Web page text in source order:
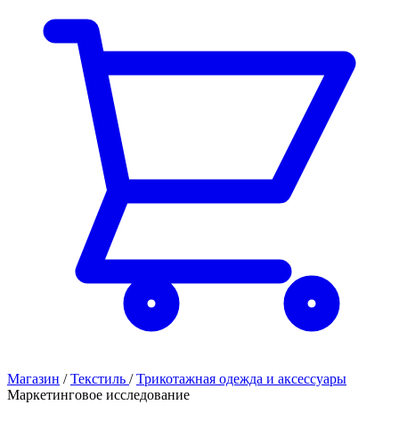
Магазин / Текстиль / Трикотажная одежда и аксессуары
Маркетинговое исследование